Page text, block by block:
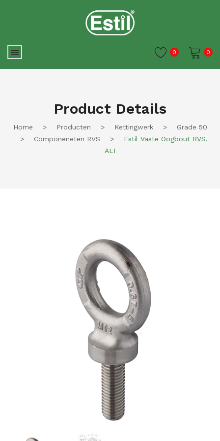
0
0
Product Details
Home > Producten > Kettingwerk >
Grade 50
>
Componeneten RVS >
Estil Vaste Oogbout RVS,
ALI